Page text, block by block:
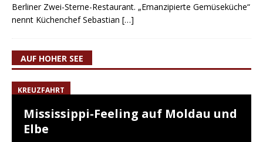
Berliner Zwei-Sterne-Restaurant. „Emanzipierte Gemüseküche“
nennt Küchenchef Sebastian […]
AUF HOHER SEE
KREUZFAHRT
Mississippi-Feeling auf Moldau und
Elbe